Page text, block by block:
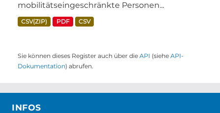
mobilitätseingeschränkte Personen...
CSV(ZIP) PDF CSV
Sie können dieses Register auch über die API (siehe API-
Dokumentation) abrufen.
INFOS